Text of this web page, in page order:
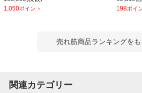
WorkPlus
1,050ポイント
198ポイ
売れ筋商品ランキングを
関連カテゴリー